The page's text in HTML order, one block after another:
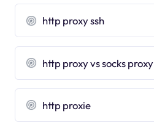
http proxy ssh
http proxy vs socks proxy
http proxie